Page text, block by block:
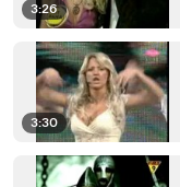
3:26
3:30